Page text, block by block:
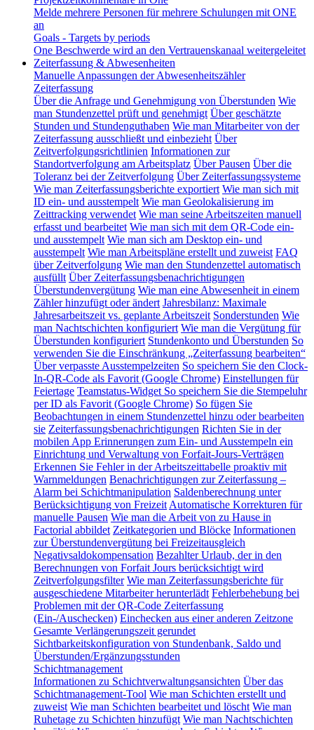
Melde mehrere Personen für mehrere Schulungen mit ONE
an
Goals - Targets by periods
One Beschwerde wird an den Vertrauenskanaal weitergeleitet
Zeiterfassung & Abwesenheiten
Manuelle Anpassungen der Abwesenheitszähler
Zeiterfassung
Über die Anfrage und Genehmigung von Überstunden Wie
man Stundenzettel prüft und genehmigt Über geschätzte
Stunden und Stundenguthaben Wie man Mitarbeiter von der
Zeiterfassung ausschließt und einbezieht Über
Zeitverfolgungsrichtlinien Informationen zur
Standortverfolgung am Arbeitsplatz Über Pausen Über die
Toleranz bei der Zeitverfolgung Über Zeiterfassungssysteme
Wie man Zeiterfassungsberichte exportiert Wie man sich mit
ID ein- und ausstempelt Wie man Geolokalisierung im
Zeittracking verwendet Wie man seine Arbeitszeiten manuell
erfasst und bearbeitet Wie man sich mit dem QR-Code ein-
und ausstempelt Wie man sich am Desktop ein- und
ausstempelt Wie man Arbeitspläne erstellt und zuweist FAQ
über Zeitverfolgung Wie man den Stundenzettel automatisch
ausfüllt Über Zeiterfassungsbenachrichtigungen
Überstundenvergütung Wie man eine Abwesenheit in einem
Zähler hinzufügt oder ändert Jahresbilanz: Maximale
Jahresarbeitszeit vs. geplante Arbeitszeit Sonderstunden Wie
man Nachtschichten konfiguriert Wie man die Vergütung für
Überstunden konfiguriert Stundenkonto und Überstunden So
verwenden Sie die Einschränkung „Zeiterfassung bearbeiten“
Über verpasste Ausstempelzeiten So speichern Sie den Clock-
In-QR-Code als Favorit (Google Chrome) Einstellungen für
Feiertage Teamstatus-Widget So speichern Sie die Stempeluhr
per ID als Favorit (Google Chrome) So fügen Sie
Beobachtungen in einem Stundenzettel hinzu oder bearbeiten
sie Zeiterfassungsbenachrichtigungen Richten Sie in der
mobilen App Erinnerungen zum Ein- und Ausstempeln ein
Einrichtung und Verwaltung von Forfait-Jours-Verträgen
Erkennen Sie Fehler in der Arbeitszeittabelle proaktiv mit
Warnmeldungen Benachrichtigungen zur Zeiterfassung –
Alarm bei Schichtmanipulation Saldenberechnung unter
Berücksichtigung von Freizeit Automatische Korrekturen für
manuelle Pausen Wie man die Arbeit von zu Hause in
Factorial abbildet Zeitkategorien und Blöcke Informationen
zur Überstundenvergütung bei Freizeitausgleich
Negativsaldokompensation Bezahlter Urlaub, der in den
Berechnungen von Forfait Jours berücksichtigt wird
Zeitverfolgungsfilter Wie man Zeiterfassungsberichte für
ausgeschiedene Mitarbeiter herunterlädt Fehlerbehebung bei
Problemen mit der QR-Code Zeiterfassung
(Ein-/Auschecken) Einchecken aus einer anderen Zeitzone
Gesamte Verlängerungszeit gerundet
Sichtbarkeitskonfiguration von Stundenbank, Saldo und
Überstunden/Ergänzungsstunden
Schichtmanagement
Informationen zu Schichtverwaltungsansichten Über das
Schichtmanagement-Tool Wie man Schichten erstellt und
zuweist Wie man Schichten bearbeitet und löscht Wie man
Ruhetage zu Schichten hinzufügt Wie man Nachtschichten